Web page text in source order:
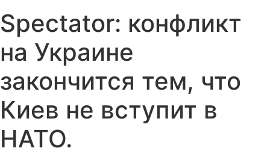
Spectator: конфликт
на Украине
закончится тем, что
Киев не вступит в
НАТО.